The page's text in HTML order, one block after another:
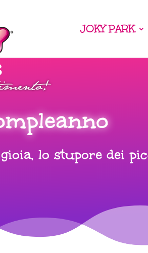
JOKY PARK
lo stupore dei